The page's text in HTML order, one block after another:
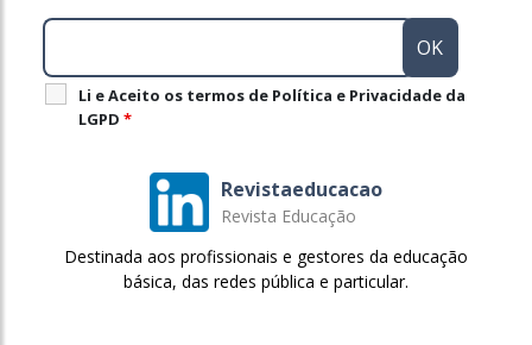
Li e Aceito os termos de Política e Privacidade da
LGPD *
Revistaeducacao
Revista Educação
Destinada aos profissionais e gestores da educação
básica, das redes pública e particular.